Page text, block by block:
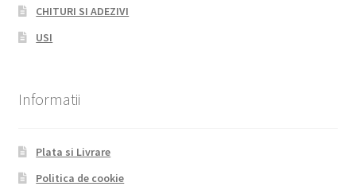
CHITURI SI ADEZIVI
USI
Informatii
Plata si Livrare
Politica de cookie